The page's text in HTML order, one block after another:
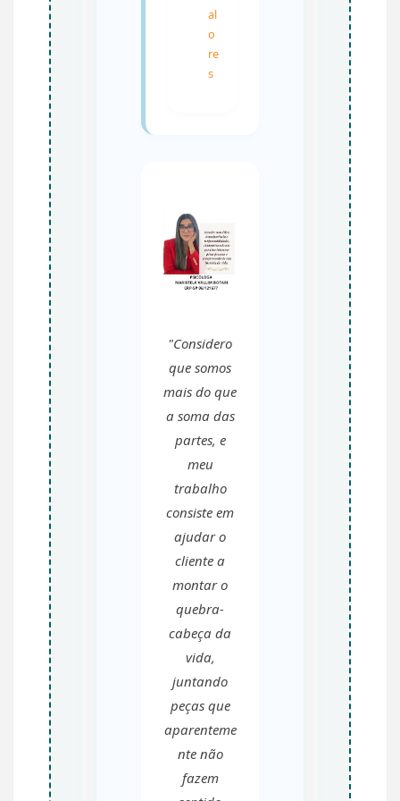
al
o
re
s
"Considero
que somos
mais do que
a soma das
partes, e
meu
trabalho
consiste em
ajudar o
cliente a
montar o
quebra-
cabeça da
vida,
juntando
peças que
aparenteme
nte não
fazem